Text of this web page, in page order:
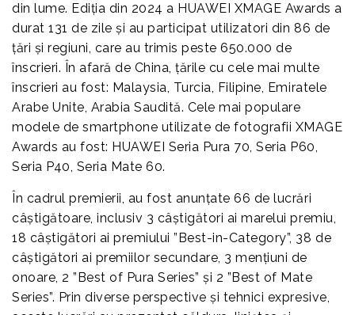
din lume. Ediția din 2024 a HUAWEI XMAGE Awards a
durat 131 de zile și au participat utilizatori din 86 de
țări și regiuni, care au trimis peste 650.000 de
înscrieri. În afară de China, țările cu cele mai multe
înscrieri au fost: Malaysia, Turcia, Filipine, Emiratele
Arabe Unite, Arabia Saudită. Cele mai populare
modele de smartphone utilizate de fotografii XMAGE
Awards au fost: HUAWEI Seria Pura 70, Seria P60,
Seria P40, Seria Mate 60.
În cadrul premierii, au fost anunțate 66 de lucrări
câștigătoare, inclusiv 3 câștigători ai marelui premiu,
18 câștigători ai premiului ”Best-in-Category”, 38 de
câștigători ai premiilor secundare, 3 mențiuni de
onoare, 2 ”Best of Pura Series” și 2 ”Best of Mate
Series”. Prin diverse perspective și tehnici expresive,